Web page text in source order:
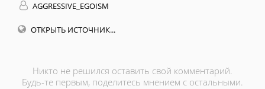
AGGRESSIVE_EGOISM
ОТКРЫТЬ ИСТОЧНИК...
Никто не решился оставить свой комментарий.
Будь-те первым, поделитесь мнением с остальными.